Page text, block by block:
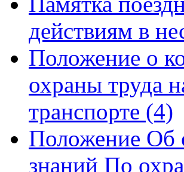
действиям в
Положение о
охраны труда
транспорте (4)
Положение Об
знаний По